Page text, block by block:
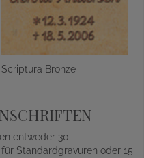
Scriptura Bronze
entweder 30
Standardgravuren oder 15